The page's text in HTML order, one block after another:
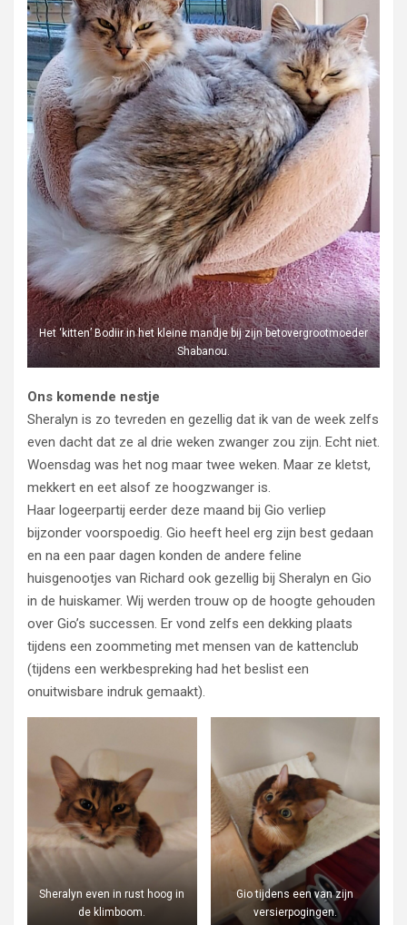
Het ‘kitten’ Bodiir in het kleine mandje bij zijn betovergrootmoeder
Shabanou.
Ons komende nestje
Sheralyn is zo tevreden en gezellig dat ik van de week zelfs
even dacht dat ze al drie weken zwanger zou zijn. Echt niet.
Woensdag was het nog maar twee weken. Maar ze kletst,
mekkert en eet alsof ze hoogzwanger is.
Haar logeerpartij eerder deze maand bij Gio verliep
bijzonder voorspoedig. Gio heeft heel erg zijn best gedaan
en na een paar dagen konden de andere feline
huisgenootjes van Richard ook gezellig bij Sheralyn en Gio
in de huiskamer. Wij werden trouw op de hoogte gehouden
over Gio’s successen. Er vond zelfs een dekking plaats
tijdens een zoommeting met mensen van de kattenclub
(tijdens een werkbespreking had het beslist een
onuitwisbare indruk gemaakt).
Sheralyn even in rust hoog in
de klimboom.
Gio tijdens een van zijn
versierpogingen.